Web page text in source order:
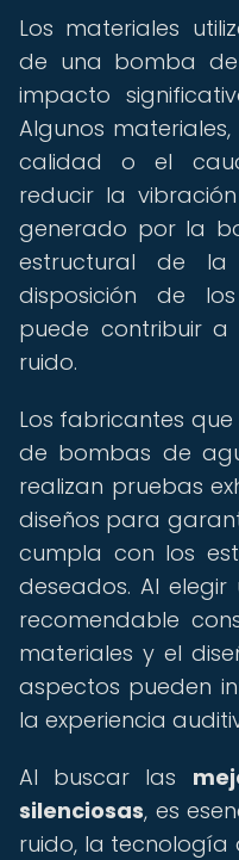
Los materiales
de una bomba
impacto
Algunos
calidad o el
reducir la
generado por la
estructural de la
disposición de
puede contribuir a
ruido.
Los fabricantes
de bombas de
realizan pruebas
diseños para
cumpla con los
deseados. Al
recomendable
materiales y el
aspectos pueden
la experiencia
Al buscar las
silenciosas, es
ruido, la tecnología